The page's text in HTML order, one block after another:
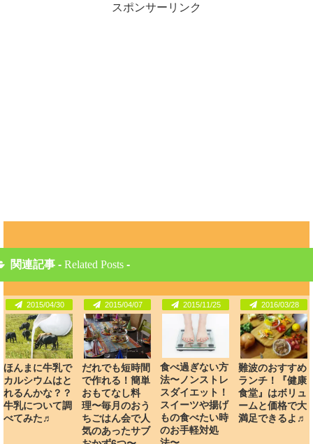
スポンサーリンク
関連記事 - Related Posts -
2015/04/30
ほんまに牛乳で
カルシウムはと
れるんかな？？
牛乳について調
べてみた♬
2015/04/07
だれでも短時間
で作れる！簡単
おもてなし料
理〜毎月のおう
ちごはん会で人
気のあったサブ
2015/11/25
食べ過ぎない方
法〜ノンストレ
スダイエット！
スイーツや揚げ
もの食べたい時
のお手軽対処
2016/03/28
難波のおすすめ
ランチ！『健康
食堂』はボリュ
ームと価格で大
満足できるよ♬